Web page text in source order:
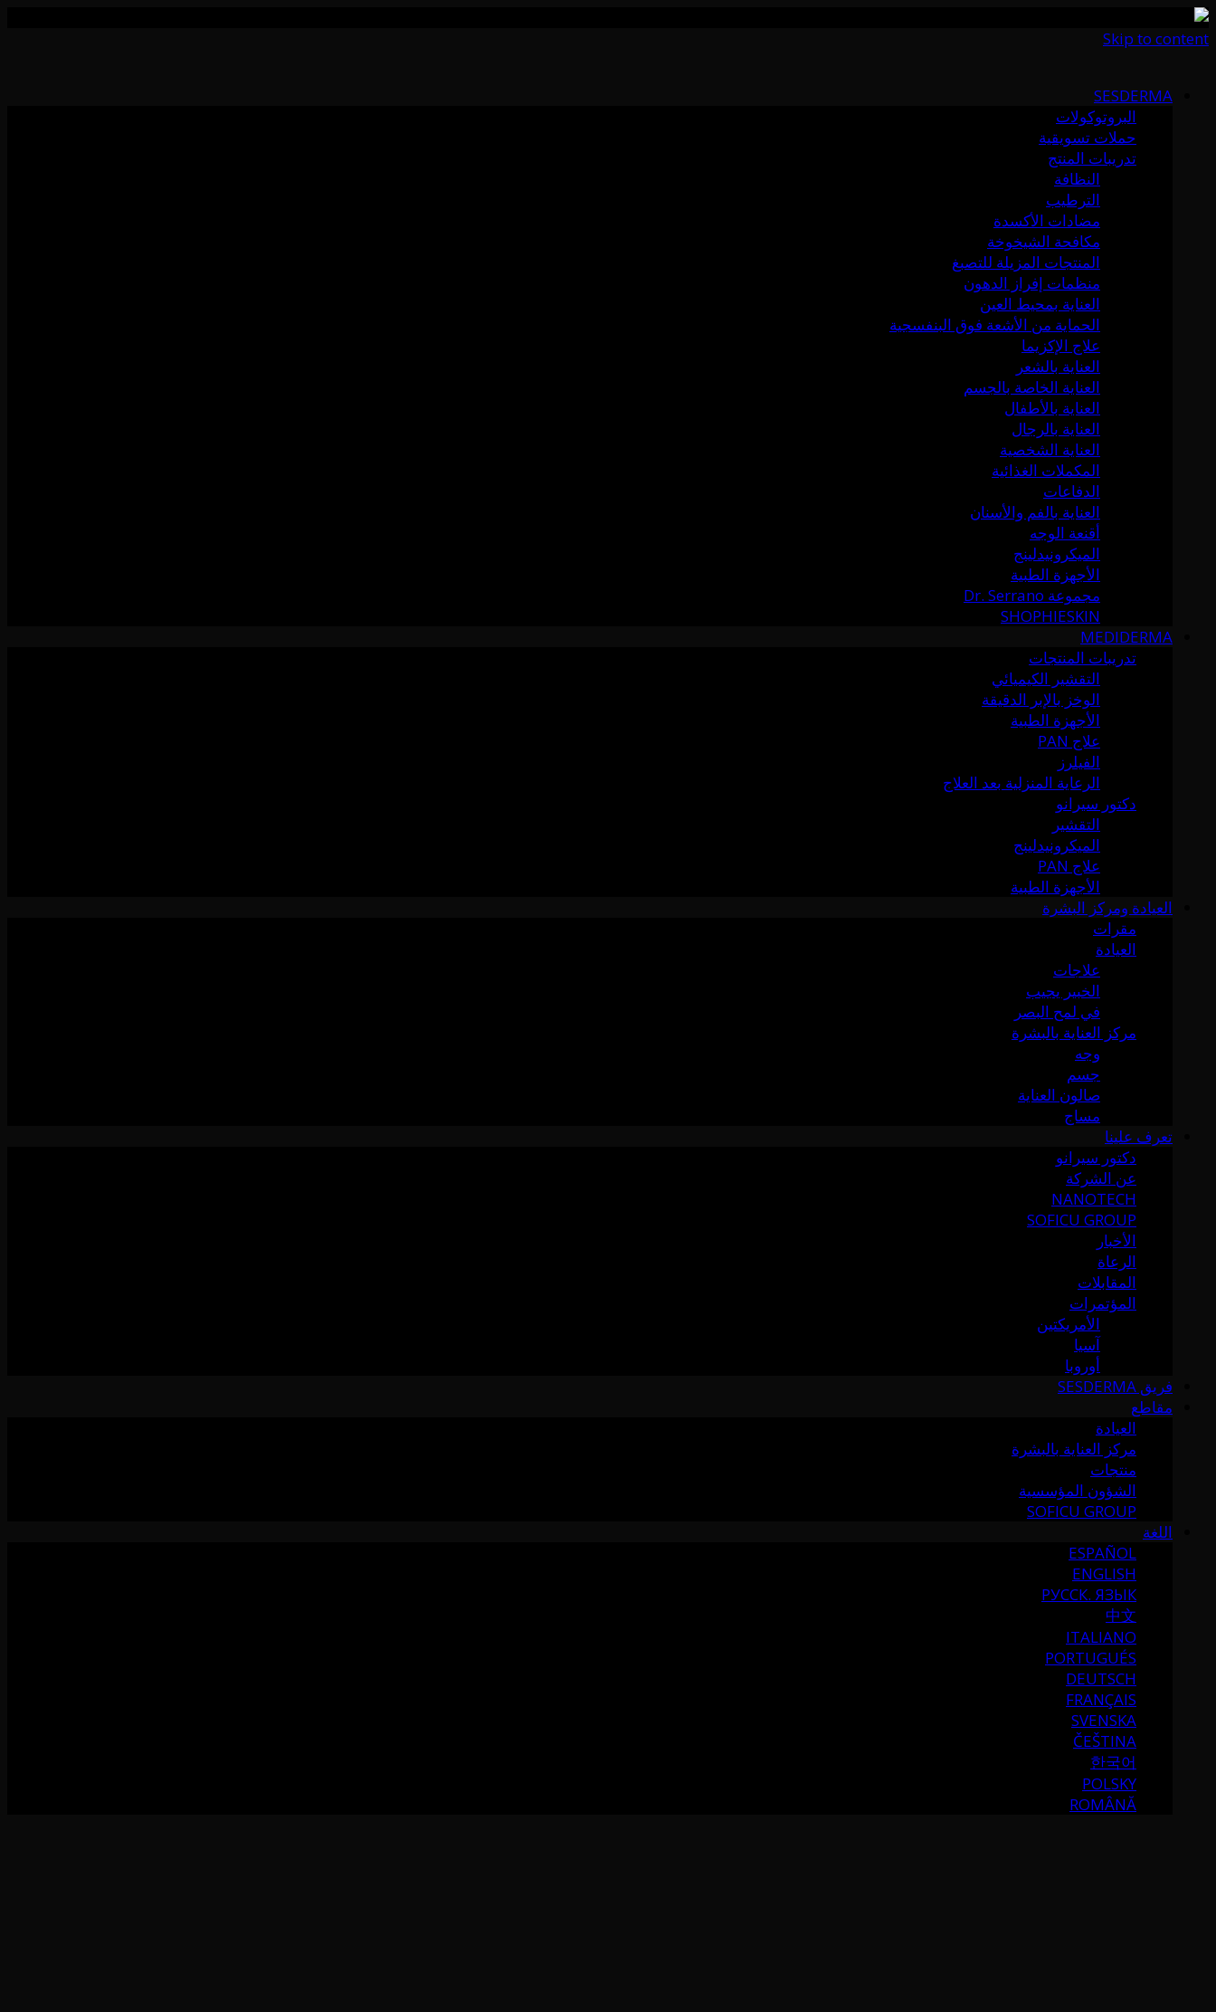
Skip to content
SESDERMA
البروتوكولات
حملات تسويقية
تدريبات المنتج
النظافة
الترطيب
مضادات الأكسدة
مكافحة الشيخوخة
المنتجات المزيلة للتصبغ
منظمات إفراز الدهون
العناية بمحيط العين
الحماية من الأشعة فوق البنفسجية
علاج الإكزيما
العناية بالشعر
العناية الخاصة بالجسم
العناية بالأطفال
العناية بالرجال
العناية الشخصية
المكملات الغذائية
الدفاعات
العناية بالفم والأسنان
أقنعة الوجه
الميكرونيدلينج
الأجهزة الطبية
مجموعة Dr. Serrano
SHOPHIESKIN
MEDIDERMA
تدريبات المنتجات
التقشير الكيميائي
الوخز بالإبر الدقيقة
الأجهزة الطبية
علاج PAN
الفيلرز
الرعاية المنزلية بعد العلاج
دكتور سيرانو
التقشير
الميكرونيدلينج
علاج PAN
الأجهزة الطبية
العيادة ومركز البشرة
مقرات
العيادة
علاجات
الخبير يجيب
في لمح البصر
مركز العناية بالبشرة
وجه
جسم
صالون العناية
مساج
تعرف علينا
دكتور سيرانو
عن الشركة
NANOTECH
SOFICU GROUP
الأخبار
الرعاة
المقابلات
المؤتمرات
الأمريكتين
آسيا
أوروبا
فريق SESDERMA
مقاطع
العيادة
مركز العناية بالبشرة
منتجات
الشؤون المؤسسية
SOFICU GROUP
اللغة
ESPAÑOL
ENGLISH
РУССК. ЯЗЫК
中文
ITALIANO
PORTUGUÉS
DEUTSCH
FRANÇAIS
SVENSKA
ČEŠTINA
한국어
POLSKY
ROMÂNĂ